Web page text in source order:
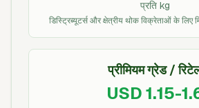
प्रति kg
डिस्ट्रिब्यूटर्स और क्षेत्रीय थोक विक्रेताओं के लिए
प्रीमियम ग्रेड /
USD 1.15-